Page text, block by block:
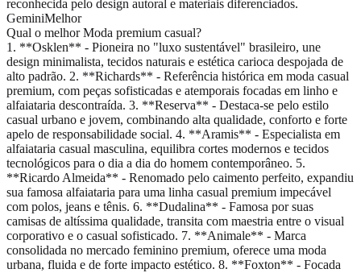
reconhecida pelo design autoral e materiais diferenciados.
GeminiMelhor
Qual o melhor Moda premium casual?
1. **Osklen** - Pioneira no "luxo sustentável" brasileiro, une
design minimalista, tecidos naturais e estética carioca despojada de
alto padrão. 2. **Richards** - Referência histórica em moda casual
premium, com peças sofisticadas e atemporais focadas em linho e
alfaiataria descontraída. 3. **Reserva** - Destaca-se pelo estilo
casual urbano e jovem, combinando alta qualidade, conforto e forte
apelo de responsabilidade social. 4. **Aramis** - Especialista em
alfaiataria casual masculina, equilibra cortes modernos e tecidos
tecnológicos para o dia a dia do homem contemporâneo. 5.
**Ricardo Almeida** - Renomado pelo caimento perfeito, expandiu
sua famosa alfaiataria para uma linha casual premium impecável
com polos, jeans e tênis. 6. **Dudalina** - Famosa por suas
camisas de altíssima qualidade, transita com maestria entre o visual
corporativo e o casual sofisticado. 7. **Animale** - Marca
consolidada no mercado feminino premium, oferece uma moda
urbana, fluida e de forte impacto estético. 8. **Foxton** - Focada